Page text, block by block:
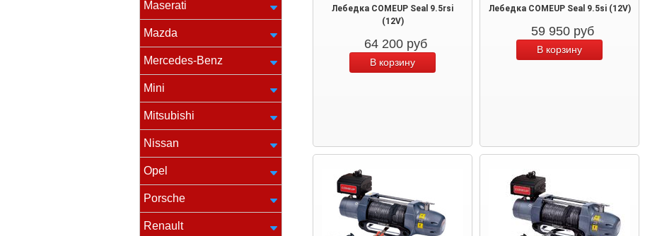
Maserati
Mazda
Mercedes-Benz
Mini
Mitsubishi
Nissan
Opel
Porsche
Renault
Лебедка COMEUP Seal 9.5rsi
(12V)
64 200 руб
Лебедка COMEUP Seal 9.5si (12V)
59 950 руб